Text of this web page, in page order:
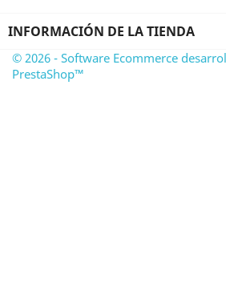
INFORMACIÓN DE LA TIENDA
© 2026 - Software Ecommerce
PrestaShop™